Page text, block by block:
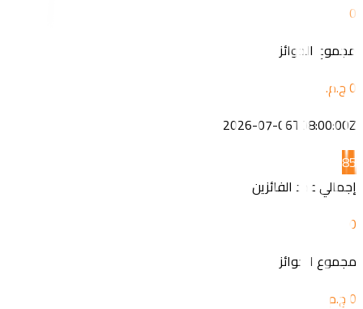
0
مجموع الجوائز
2026-07-06T08:00:00Z
85
إجمالي عدد الفائزين
0
مجموع الجوائز